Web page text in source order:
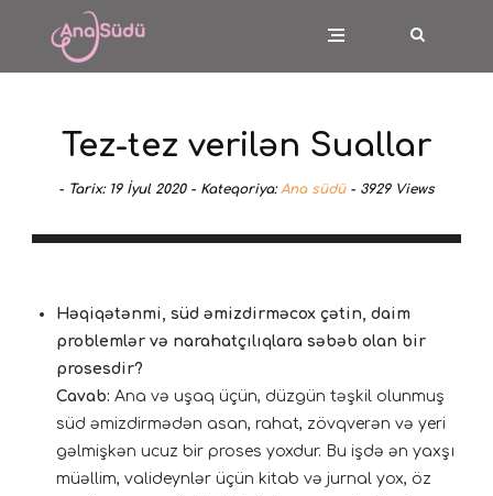
Tez-tez verilən Suallar
- Tarix: 19 İyul 2020 - Kateqoriya: Ana südü- 3929 Views
Həqiqətənmi, süd əmizdirməcox çətin, daim
problemlər və narahatçılıqlara səbəb olan bir
prosesdir?
Cavab: Ana və uşaq üçün, düzgün təşkil olunmuş
süd əmizdirmədən asan, rahat, zövqverən və yeri
gəlmişkən ucuz bir proses yoxdur. Bu işdə ən yaxşı
müəllim, valideynlər üçün kitab və jurnal yox, öz